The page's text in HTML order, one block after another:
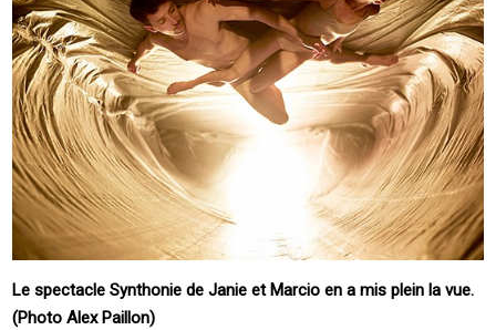
Le spectacle Synthonie de Janie et Marcio en a mis plein la vue.
(Photo Alex Paillon)